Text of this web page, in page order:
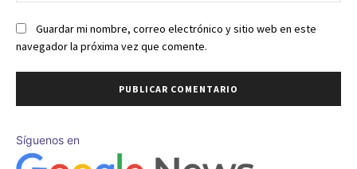
Guardar mi nombre, correo electrónico y sitio web en este
navegador la próxima vez que comente.
Síguenos en